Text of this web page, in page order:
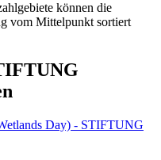
können die
vom Mittelpunkt sortiert